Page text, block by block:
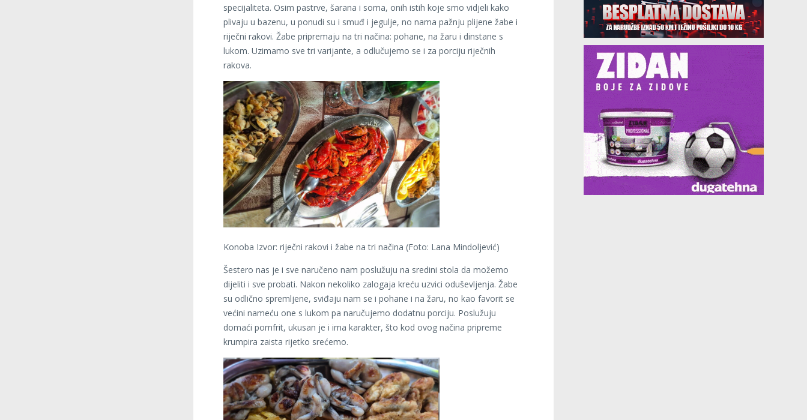
specijaliteta. Osim pastrve, šarana i soma, onih istih koje smo vidjeli kako
plivaju u bazenu, u ponudi su i smuđ i jegulje, no nama pažnju plijene žabe i
riječni rakovi. Žabe pripremaju na tri načina: pohane, na žaru i dinstane s
lukom. Uzimamo sve tri varijante, a odlučujemo se i za porciju riječnih
rakova.
Konoba Izvor: riječni rakovi i žabe na tri načina (Foto: Lana Mindoljević)
Šestero nas je i sve naručeno nam poslužuju na sredini stola da možemo
dijeliti i sve probati. Nakon nekoliko zalogaja kreću uzvici oduševljenja. Žabe
su odlično spremljene, sviđaju nam se i pohane i na žaru, no kao favorit se
većini nameću one s lukom pa naručujemo dodatnu porciju. Poslužuju
domaći pomfrit, ukusan je i ima karakter, što kod ovog načina pripreme
krumpira zaista rijetko srećemo.